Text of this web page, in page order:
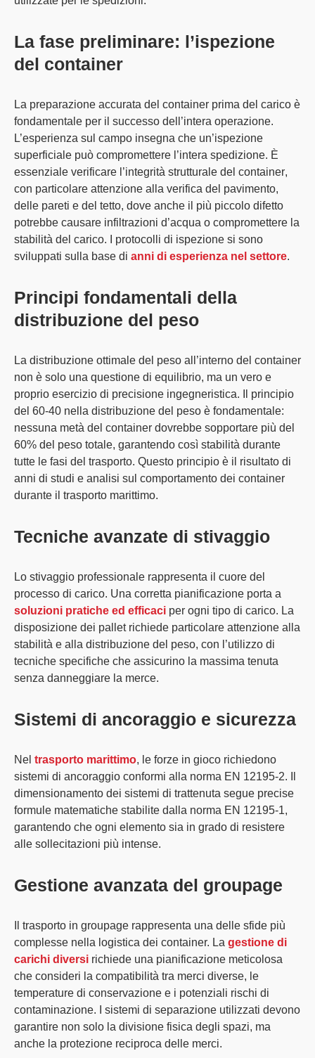
La fase preliminare: l’ispezione
del container
La preparazione accurata del container prima del carico è
fondamentale per il successo dell’intera operazione.
L’esperienza sul campo insegna che un’ispezione
superficiale può compromettere l’intera spedizione. È
essenziale verificare l’integrità strutturale del container,
con particolare attenzione alla verifica del pavimento,
delle pareti e del tetto, dove anche il più piccolo difetto
potrebbe causare infiltrazioni d’acqua o compromettere la
stabilità del carico. I protocolli di ispezione si sono
sviluppati sulla base di anni di esperienza nel settore.
Principi fondamentali della
distribuzione del peso
La distribuzione ottimale del peso all’interno del container
non è solo una questione di equilibrio, ma un vero e
proprio esercizio di precisione ingegneristica. Il principio
del 60-40 nella distribuzione del peso è fondamentale:
nessuna metà del container dovrebbe sopportare più del
60% del peso totale, garantendo così stabilità durante
tutte le fasi del trasporto. Questo principio è il risultato di
anni di studi e analisi sul comportamento dei container
durante il trasporto marittimo.
Tecniche avanzate di stivaggio
Lo stivaggio professionale rappresenta il cuore del
processo di carico. Una corretta pianificazione porta a
soluzioni pratiche ed efficaci per ogni tipo di carico. La
disposizione dei pallet richiede particolare attenzione alla
stabilità e alla distribuzione del peso, con l’utilizzo di
tecniche specifiche che assicurino la massima tenuta
senza danneggiare la merce.
Sistemi di ancoraggio e sicurezza
Nel trasporto marittimo, le forze in gioco richiedono
sistemi di ancoraggio conformi alla norma EN 12195-2. Il
dimensionamento dei sistemi di trattenuta segue precise
formule matematiche stabilite dalla norma EN 12195-1,
garantendo che ogni elemento sia in grado di resistere
alle sollecitazioni più intense.
Gestione avanzata del groupage
trasporto in groupage rappresenta una delle sfide più
complesse nella logistica dei container. La gestione di
carichi diversi richiede una pianificazione meticolosa
che consideri la compatibilità tra merci diverse, le
temperature di conservazione e i potenziali rischi di
contaminazione. I sistemi di separazione utilizzati devono
garantire non solo la divisione fisica degli spazi, ma
anche la protezione reciproca delle merci.